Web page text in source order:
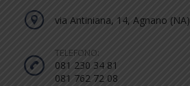
via Antiniana, 14, Agnano (NA)
TELEFONO:
081 230 34 81
081 762 72 08